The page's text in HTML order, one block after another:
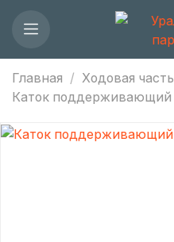
Главная Ходовая часть
Каток поддерживающий